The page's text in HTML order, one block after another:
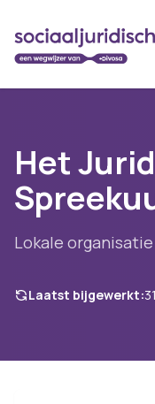
Het
Lokale organisatie
Laatst bijgewerkt: